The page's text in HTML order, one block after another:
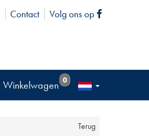
Contact Volg ons op Facebook
Winkelwagen 0
Terug